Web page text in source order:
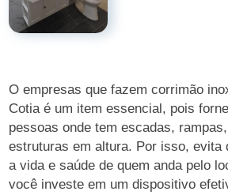
O empresas que fazem corrimão
Cotia é um item essencial, pois
pessoas onde tem escadas,
estruturas em altura. Por isso, evita
a vida e saúde de quem anda pelo
você investe em um dispositivo